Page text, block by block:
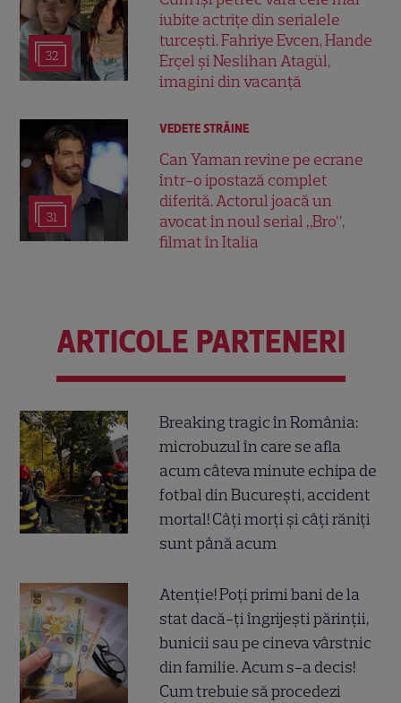
32
iubite actrițe din serialele
turcești. Fahriye Evcen, Hande
Erçel și Neslihan Atagül,
imagini din vacanță
31
VEDETE STRĂINE
Can Yaman revine pe ecrane
într-o ipostază complet
diferită. Actorul joacă un
avocat în noul serial „Bro”,
filmat în Italia
ARTICOLE PARTENERI
Breaking tragic în România:
microbuzul în care se afla
acum câteva minute echipa de
fotbal din București, accident
mortal! Câți morți și câți răniți
sunt până acum
Atenție! Poți primi bani de la
stat dacă-ți îngrijești părinții,
bunicii sau pe cineva vârstnic
din familie. Acum s-a decis!
Cum trebuie să procedezi